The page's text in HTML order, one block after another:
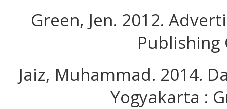
Green, Jen. 2012.
Publishing
Jaiz, Muhammad. 2014.
Yogyakarta :